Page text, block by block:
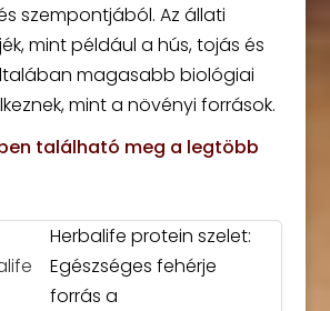
szempontjából. Az állati
mint például a hús, tojás és
magasabb biológiai
mint a növényi források.
található meg a legtöbb
Herbalife protein szelet:
Egészséges fehérje
forrás a